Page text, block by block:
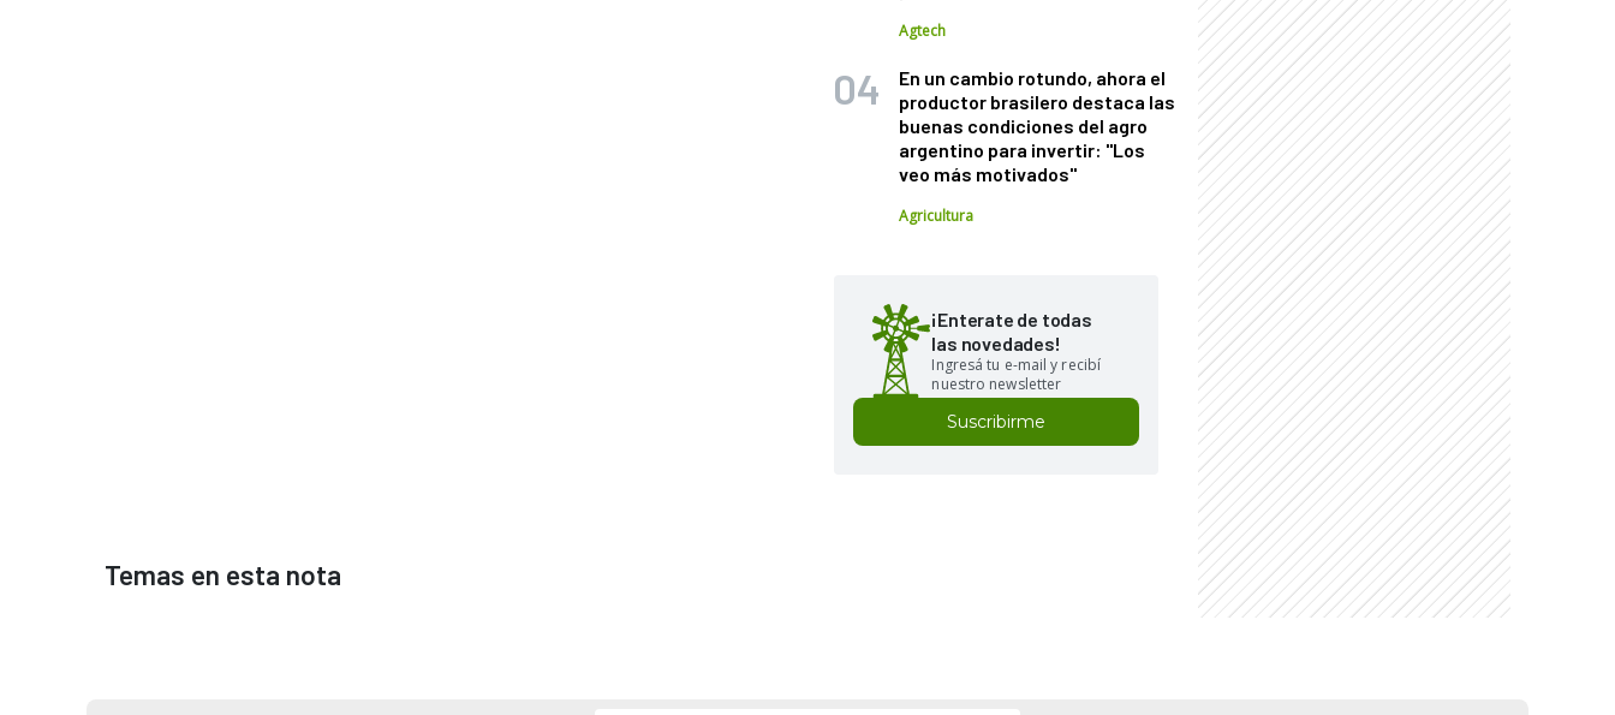
Agtech
En un cambio rotundo, ahora el
productor brasilero destaca las
buenas condiciones del agro
argentino para invertir: "Los
veo más motivados"
Agricultura
¡Enterate de todas
las novedades!
Ingresá tu e-mail y recibí
nuestro newsletter
Suscribirme
Temas en esta nota